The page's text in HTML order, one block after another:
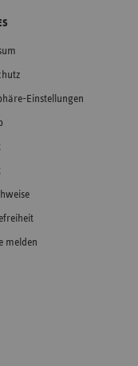
Einstellungen
melden